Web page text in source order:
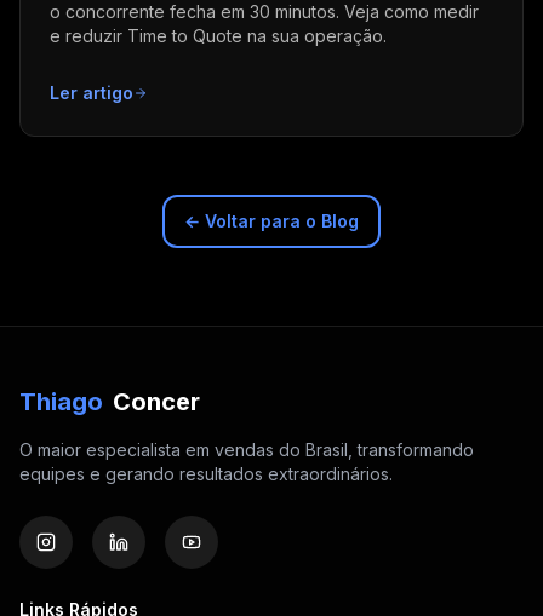
o concorrente fecha em 30 minutos. Veja como medir
e reduzir Time to Quote na sua operação.
Ler artigo
← Voltar para o Blog
Thiago Concer
O maior especialista em vendas do Brasil, transformando
equipes e gerando resultados extraordinários.
Links Rápidos